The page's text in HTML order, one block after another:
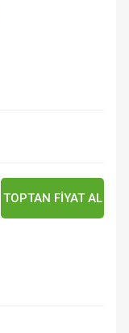
TOPTAN FİYAT AL